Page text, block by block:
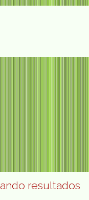
resultados